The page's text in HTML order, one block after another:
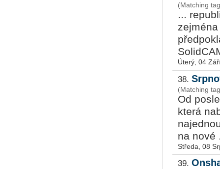
(Matching
...
Úterý, 04
38.
(Matching
Od
která
na nové
Středa, 08
39.